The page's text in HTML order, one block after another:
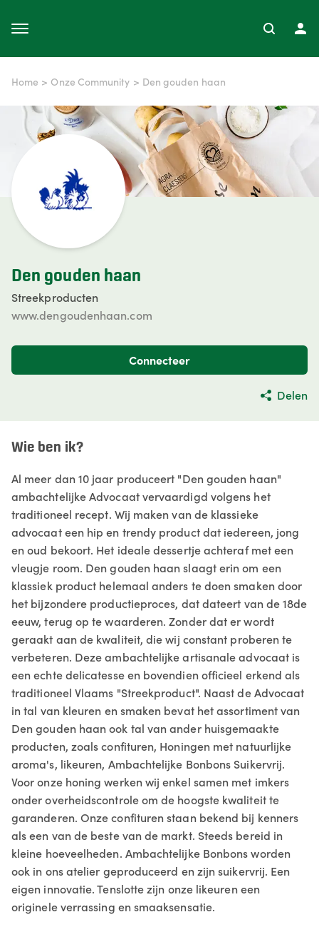
Home > Onze Community > Den gouden haan
Den gouden haan
Streekproducten
www.dengoudenhaan.com
Connecteer
Delen
Wie ben ik?
Al meer dan 10 jaar produceert "Den gouden haan"
ambachtelijke Advocaat vervaardigd volgens het
traditioneel recept. Wij maken van de klassieke
advocaat een hip en trendy product dat iedereen, jong
en oud bekoort. Het ideale dessertje achteraf met een
vleugje room. Den gouden haan slaagt erin om een
klassiek product helemaal anders te doen smaken door
het bijzondere productieproces, dat dateert van de 18de
eeuw, terug op te waarderen. Zonder dat er wordt
geraakt aan de kwaliteit, die wij constant proberen te
verbeteren. Deze ambachtelijke artisanale advocaat is
een echte delicatesse en bovendien officieel erkend als
traditioneel Vlaams "Streekproduct". Naast de Advocaat
in tal van kleuren en smaken bevat het assortiment van
Den gouden haan ook tal van ander huisgemaakte
producten, zoals confituren, Honingen met natuurlijke
aroma's, likeuren, Ambachtelijke Bonbons Suikervrij.
Voor onze honing werken wij enkel samen met imkers
onder overheidscontrole om de hoogste kwaliteit te
garanderen. Onze confituren staan bekend bij kenners
als een van de beste van de markt. Steeds bereid in
kleine hoeveelheden. Ambachtelijke Bonbons worden
ook in ons atelier geproduceerd en zijn suikervrij. Een
eigen innovatie. Tenslotte zijn onze likeuren een
originele verrassing en smaaksensatie.